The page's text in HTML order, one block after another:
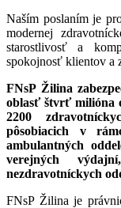
Naším poslaním je
modernej
starostlivosť a
spokojnosť klientov a
FNsP Žilina
oblasť štvrť milióna
2200
pôsobiacich v
ambulantných
verejných
nezdravotníckych
FNsP Žilina je